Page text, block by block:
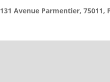
131 Avenue Parmentier, 75011,